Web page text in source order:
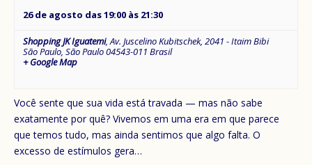
26 de agosto das 19:00 às 21:30
Shopping JK Iguatemi,Av. Juscelino Kubitschek, 2041 - Itaim Bibi
São Paulo, São Paulo04543-011 Brasil
+ Google Map
Você sente que sua vida está travada — mas não sabe
exatamente por quê? Vivemos em uma era em que parece
que temos tudo, mas ainda sentimos que algo falta. O
excesso de estímulos gera…